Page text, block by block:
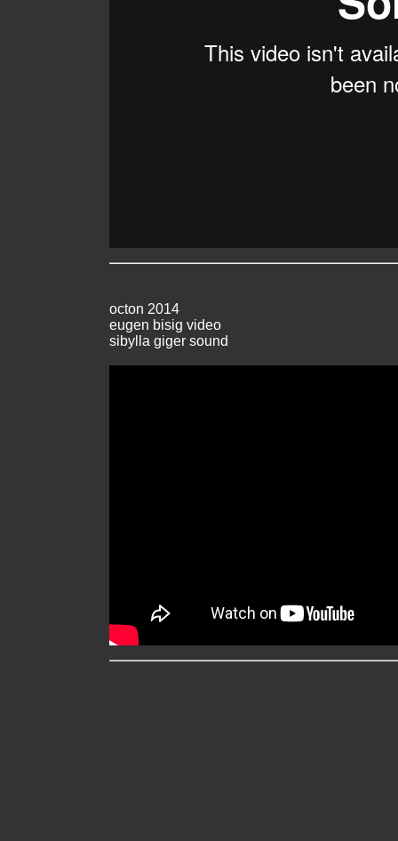
octon 2014
eugen bisig video
sibylla giger sound